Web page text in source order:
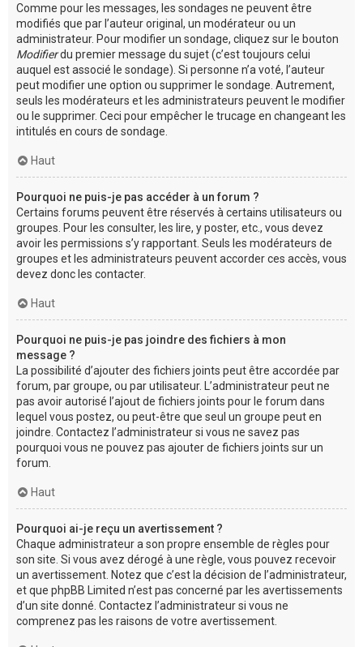
Comme pour les messages, les sondages ne peuvent être
modifiés que par l’auteur original, un modérateur ou un
administrateur. Pour modifier un sondage, cliquez sur le bouton
Modifierdu premier message du sujet (c’est toujours celui
auquel est associé le sondage). Si personne n’a voté, l’auteur
peut modifier une option ou supprimer le sondage. Autrement,
seuls les modérateurs et les administrateurs peuvent le modifier
ou le supprimer. Ceci pour empêcher le trucage en changeant les
intitulés en cours de sondage.
Haut
Pourquoi ne puis-je pas accéder à un forum ?
Certains forums peuvent être réservés à certains utilisateurs ou
groupes. Pour les consulter, les lire, y poster, etc., vous devez
avoir les permissions s’y rapportant. Seuls les modérateurs de
groupes et les administrateurs peuvent accorder ces accès, vous
devez donc les contacter.
Haut
Pourquoi ne puis-je pas joindre des fichiers à mon
message ?
La possibilité d’ajouter des fichiers joints peut être accordée par
forum, par groupe, ou par utilisateur. L’administrateur peut ne
pas avoir autorisé l’ajout de fichiers joints pour le forum dans
lequel vous postez, ou peut-être que seul un groupe peut en
joindre. Contactez l’administrateur si vous ne savez pas
pourquoi vous ne pouvez pas ajouter de fichiers joints sur un
forum.
Haut
Pourquoi ai-je reçu un avertissement ?
Chaque administrateur a son propre ensemble de règles pour
son site. Si vous avez dérogé à une règle, vous pouvez recevoir
un avertissement. Notez que c’est la décision de l’administrateur,
et que phpBB Limited n’est pas concerné par les avertissements
d’un site donné. Contactez l’administrateur si vous ne
comprenez pas les raisons de votre avertissement.